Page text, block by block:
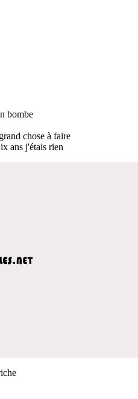
bombe
chose à faire
ans j'étais rien